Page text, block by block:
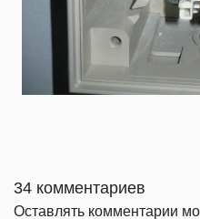
34 комментариев
Оставлять комментарии